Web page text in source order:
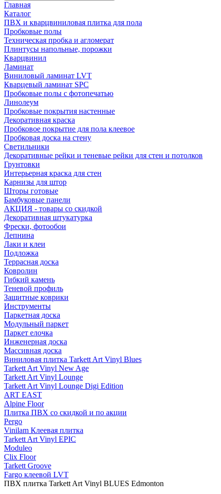
Главная
Каталог
ПВХ и кварцвиниловая плитка для пола
Пробковые полы
Техническая пробка и агломерат
Плинтусы напольные, порожки
Кварцвинил
Ламинат
Виниловый ламинат LVT
Кварцевый ламинат SPC
Пробковые полы с фотопечатью
Линолеум
Пробковые покрытия настенные
Декоративная краска
Пробковое покрытие для пола клеевое
Пробковая доска на стену
Светильники
Декоративные рейки и теневые рейки для стен и потолков
Грунтовки
Интерьерная краска для стен
Карнизы для штор
Шторы готовые
Бамбуковые панели
АКЦИЯ - товары со скидкой
Декоративная штукатурка
Фрески, фотообои
Лепнина
Лаки и клеи
Подложка
Террасная доска
Ковролин
Гибкий камень
Теневой профиль
Защитные коврики
Инструменты
Паркетная доска
Модульный паркет
Паркет елочка
Инженерная доска
Массивная доска
Виниловая плитка Tarkett Art Vinyl Blues
Tarkett Art Vinyl New Age
Tarkett Art Vinyl Lounge
Tarkett Art Vinyl Lounge Digi Edition
ART EAST
Alpine Floor
Плитка ПВХ со скидкой и по акции
Pergo
Vinilam Клеевая плитка
Tarkett Art Vinyl EPIC
Moduleo
Clix Floor
Tarkett Groove
Fargo клеевой LVT
ПВХ плитка Tarkett Art Vinyl BLUES Edmonton